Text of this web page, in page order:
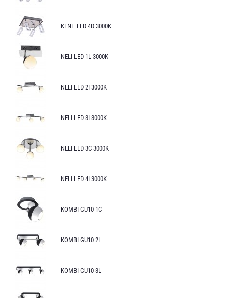
KENT LED 4D 3000K
NELI LED 1L 3000K
NELI LED 2I 3000K
NELI LED 3I 3000K
NELI LED 3C 3000K
NELI LED 4I 3000K
KOMBI GU10 1C
KOMBI GU10 2L
KOMBI GU10 3L